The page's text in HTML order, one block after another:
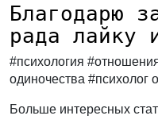
Благодарю
рада лайку
#психология
одиночества #психолог
Больше интересных